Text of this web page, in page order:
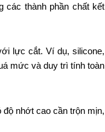
các thành phần chất kết
lực cắt. Ví dụ, silicone,
mức và duy trì tính toàn
nhớt cao cần trộn mịn,